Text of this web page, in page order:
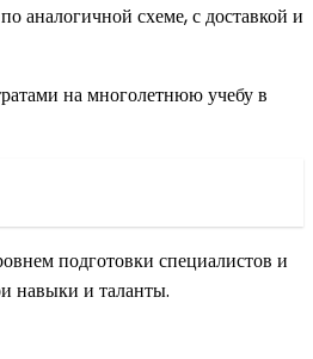
аналогичной схеме, с доставкой и
на многолетнюю учебу в
подготовки специалистов и
навыки и таланты.